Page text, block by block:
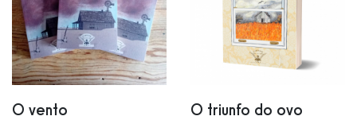
O vento O triunfo do ovo